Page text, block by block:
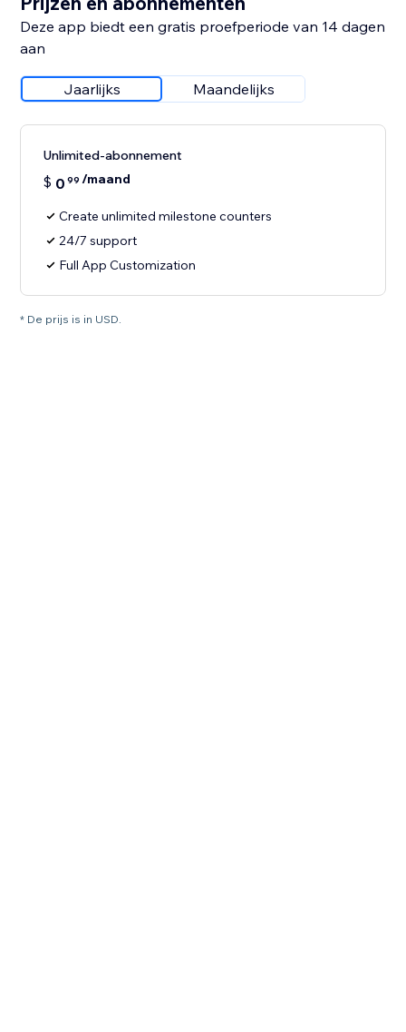
Deze app biedt een gratis proefperiode van 14 dagen
aan
Jaarlijks Maandelijks
Unlimited-abonnement
$ 0 99 /maand
Create unlimited milestone counters
24/7 support
Full App Customization
* De prijs is in USD.